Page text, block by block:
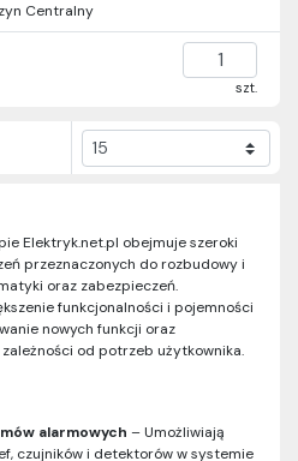
Centralny
szt.
Elektryk.net.pl obejmuje szeroki
przeznaczonych do rozbudowy i
oraz zabezpieczeń.
funkcjonalności i pojemności
nowych funkcji oraz
od potrzeb użytkownika.
alarmowych – Umożliwiają
czujników i detektorów w systemie